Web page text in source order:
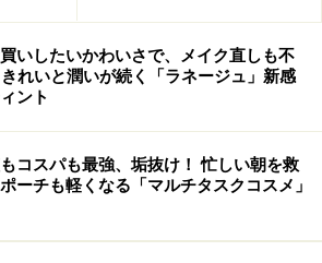
base_makeup/mineral_gel_uv.html
いしたいかわいさで、メイク直しも不
れいと潤いが続く「ラネージュ」新感
ント
コスパも最強、垢抜け！ 忙しい朝を救
ーチも軽くなる「マルチタスクコスメ」